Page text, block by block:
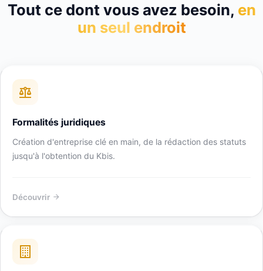
Tout ce dont vous avez besoin, en
un seul endroit
Formalités juridiques
Création d'entreprise clé en main, de la rédaction des statuts
jusqu'à l'obtention du Kbis.
Découvrir